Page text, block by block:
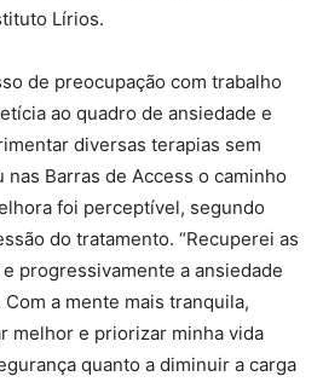
Lírios.
de preocupação com trabalho
ao quadro de ansiedade e
diversas terapias sem
Barras de Access o caminho
foi perceptível, segundo
do tratamento. “Recuperei as
progressivamente a ansiedade
a mente mais tranquila,
melhor e priorizar minha vida
quanto a diminuir a carga